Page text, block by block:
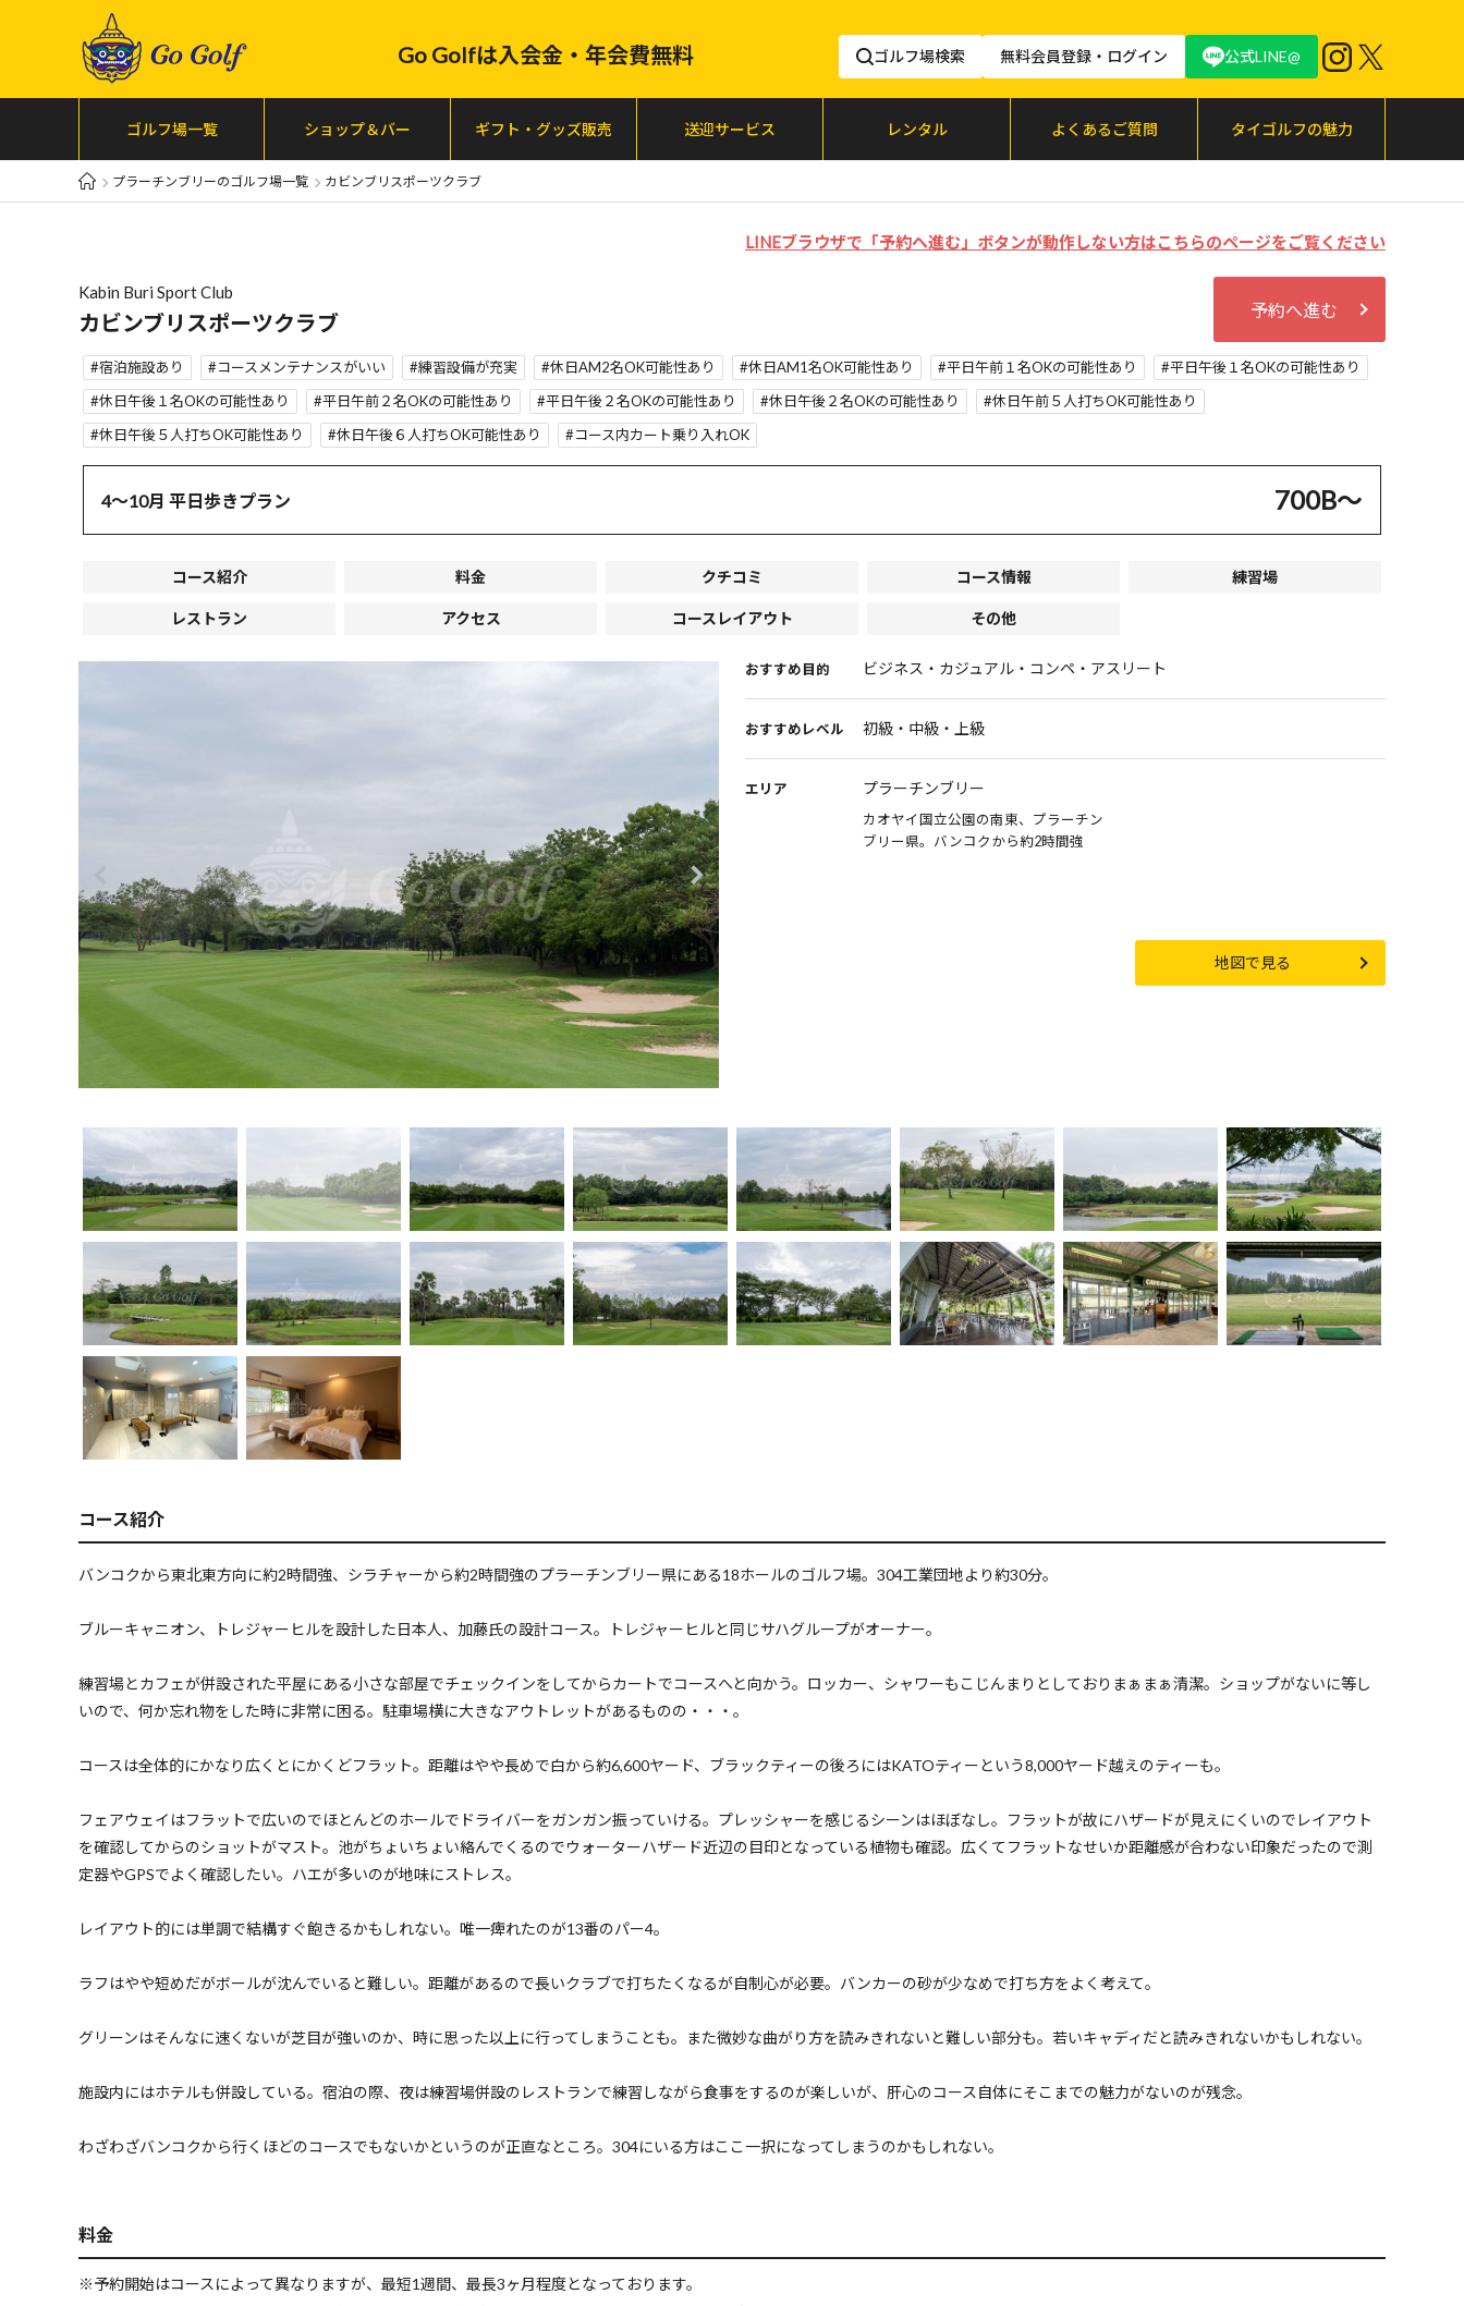
Go Golfは入会金・年会費無料 ゴルフ場検索 無料会員登録・ログイン 公式LINE@
ゴルフ場一覧 ショップ＆バー ギフト・グッズ販売 送迎サービス レンタル よくあるご質問 タイゴルフの魅力
プラーチンブリーのゴルフ場一覧 カビンブリスポーツクラブ
LINEブラウザで「予約へ進む」ボタンが動作しない方はこちらのページをご覧ください
Kabin Buri Sport Club
カビンブリスポーツクラブ 予約へ進む
宿泊施設あり コースメンテナンスがいい 練習設備が充実 休日AM2名OK可能性あり 休日AM1名OK可能性あり 平日午前１名OKの可能性あり
平日午後１名OKの可能性あり
休日午後１名OKの可能性あり
平日午前２名OKの可能性あり 平日午後２名OKの可能性あり 休日午後２名OKの可能性あり
休日午前５人打ちOK可能性あり
休日午後５人打ちOK可能性あり
休日午後６人打ちOK可能性あり コース内カート乗り入れOK
4～10月 平日歩きプラン 700B〜
コース紹介 料金 クチコミ コース情報 練習場
レストラン アクセス コースレイアウト その他
おすすめ目的 ビジネス・カジュアル・コンペ・アスリート
おすすめレベル 初級・中級・上級
エリア プラーチンブリー
カオヤイ国立公園の南東、プラーチン
ブリー県。バンコクから約2時間強
地図で見る
コース紹介
バンコクから東北東方向に約2時間強、シラチャーから約2時間強のプラーチンブリー県にある18ホールのゴルフ場。304工業団地より約30分。
ブルーキャニオン、トレジャーヒルを設計した日本人、加藤氏の設計コース。トレジャーヒルと同じサハグループがオーナー。
練習場とカフェが併設された平屋にある小さな部屋でチェックインをしてからカートでコースへと向かう。ロッカー、シャワーもこじんまりとしておりまぁまぁ清潔。ショップがないに等し
いので、何か忘れ物をした時に非常に困る。駐車場横に大きなアウトレットがあるものの・・・。
コースは全体的にかなり広くとにかくどフラット。距離はやや長めで白から約6,600ヤード、ブラックティーの後ろにはKATOティーという8,000ヤード越えのティーも。
フェアウェイはフラットで広いのでほとんどのホールでドライバーをガンガン振っていける。プレッシャーを感じるシーンはほぼなし。フラットが故にハザードが見えにくいのでレイアウト
を確認してからのショットがマスト。池がちょいちょい絡んでくるのでウォーターハザード近辺の目印となっている植物も確認。広くてフラットなせいか距離感が合わない印象だったので測
定器やGPSでよく確認したい。ハエが多いのが地味にストレス。
レイアウト的には単調で結構すぐ飽きるかもしれない。唯一痺れたのが13番のパー4。
ラフはやや短めだがボールが沈んでいると難しい。距離があるので長いクラブで打ちたくなるが自制心が必要。バンカーの砂が少なめで打ち方をよく考えて。
グリーンはそんなに速くないが芝目が強いのか、時に思った以上に行ってしまうことも。また微妙な曲がり方を読みきれないと難しい部分も。若いキャディだと読みきれないかもしれない。
施設内にはホテルも併設している。宿泊の際、夜は練習場併設のレストランで練習しながら食事をするのが楽しいが、肝心のコース自体にそこまでの魅力がないのが残念。
わざわざバンコクから行くほどのコースでもないかというのが正直なところ。304にいる方はここ一択になってしまうのかもしれない。
料金
※予約開始はコースによって異なりますが、最短1週間、最長3ヶ月程度となっております。